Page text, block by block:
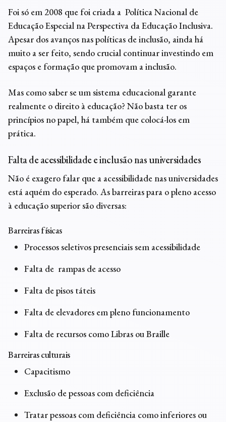
Foi só em 2008 que foi criada a Política Nacional de
Educação Especial na Perspectiva da Educação Inclusiva.
Apesar dos avanços nas políticas de inclusão, ainda há
muito a ser feito, sendo crucial continuar investindo em
espaços e formação que promovam a inclusão.
Mas como saber se um sistema educacional garante
realmente o direito à educação? Não basta ter os
princípios no papel, há também que colocá-los em
prática.
Falta de acessibilidade e inclusão nas universidades
Não é exagero falar que a acessibilidade nas universidades
está aquém do esperado. As barreiras para o pleno acesso
à educação superior são diversas:
Barreiras físicas
Processos seletivos presenciais sem acessibilidade
Falta de rampas de acesso
Falta de pisos táteis
Falta de elevadores em pleno funcionamento
Falta de recursos como Libras ou Braille
Barreiras culturais
Capacitismo
Exclusão de pessoas com deficiência
Tratar pessoas com deficiência como inferiores ou